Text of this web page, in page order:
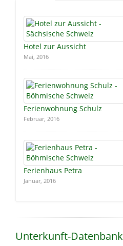
Hotel zur Aussicht
Mai, 2016
Ferienwohnung Schulz
Februar, 2016
Ferienhaus Petra
Januar, 2016
Unterkunft-Datenbank